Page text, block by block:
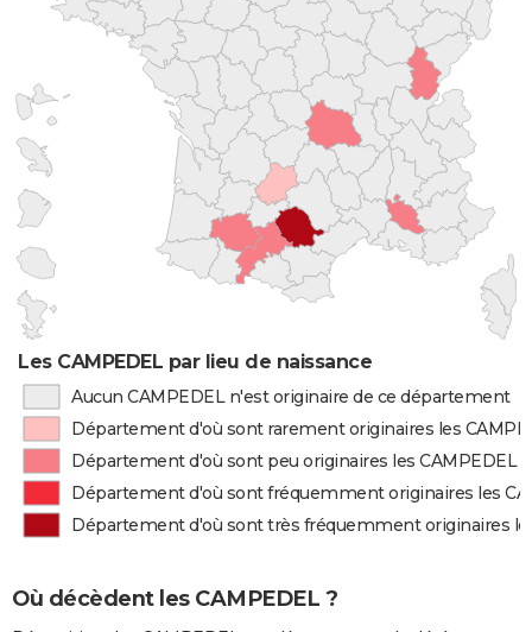
Les CAMPEDEL par lieu de naissance
Aucun CAMPEDEL n'est originaire de ce département
Département d'où sont rarement originaires les
Département d'où sont peu originaires les CAMPEDEL
Département d'où sont fréquemment originaires les
Département d'où sont très fréquemment originaires
Où décèdent les CAMPEDEL ?